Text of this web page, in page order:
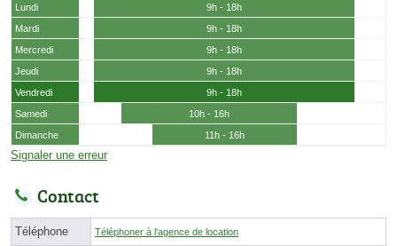
Lundi
9h - 18h
Mardi
9h - 18h
Mercredi
9h - 18h
Jeudi
9h - 18h
Vendredi
9h - 18h
Samedi
10h - 16h
Dimanche
11h - 16h
Signaler une erreur
Contact
Téléphone Téléphoner à l'agence de location